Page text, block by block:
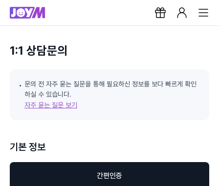
1:1 상담문의
문의 전 자주 묻는 질문을 통해 필요하신 정보를 보다 빠르게 확인
하실 수 있습니다.
자주 묻는 질문 보기
기본 정보
간편인증